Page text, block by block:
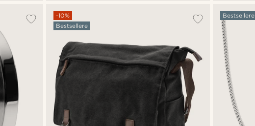
-10%
Bestsellere
Bestsellere